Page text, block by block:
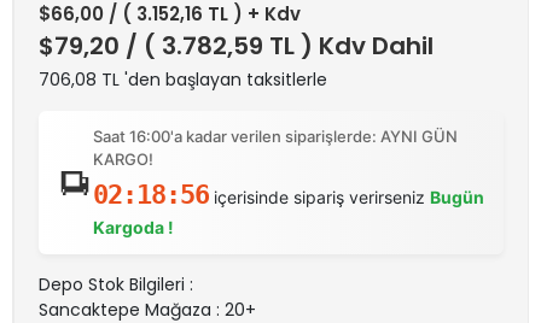
$66,00 / ( 3.152,16 TL ) + Kdv
$79,20 / ( 3.782,59 TL ) Kdv Dahil
706,08 TL 'den başlayan taksitlerle
Saat 16:00'a kadar verilen siparişlerde: AYNI GÜN
KARGO!
02:18:56içerisinde sipariş verirseniz Bugün
Kargoda !
Depo Stok Bilgileri :
Sancaktepe Mağaza : 20+